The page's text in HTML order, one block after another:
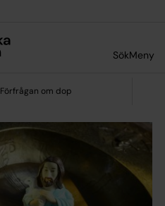
SökMeny
Förfrågan om dop